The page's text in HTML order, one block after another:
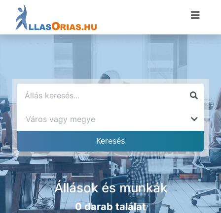
Állások és munkák
0 darab találat